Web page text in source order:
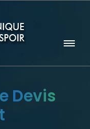
Devis